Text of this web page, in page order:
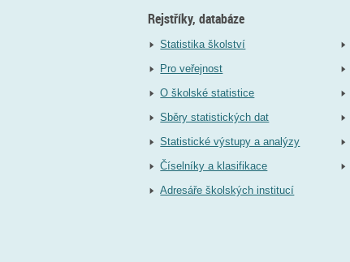
Rejstříky, databáze
Statistika školství
Pro veřejnost
O školské statistice
Sběry statistických dat
Statistické výstupy a analýzy
Číselníky a klasifikace
Adresáře školských institucí